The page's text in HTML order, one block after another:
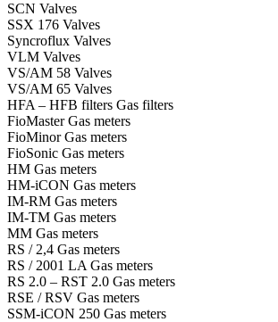
SCN Valves
SSX 176 Valves
Syncroflux Valves
VLM Valves
VS/AM 58 Valves
VS/AM 65 Valves
HFA – HFB filters Gas filters
FioMaster Gas meters
FioMinor Gas meters
FioSonic Gas meters
HM Gas meters
HM-iCON Gas meters
IM-RM Gas meters
IM-TM Gas meters
MM Gas meters
RS / 2,4 Gas meters
RS / 2001 LA Gas meters
RS 2.0 – RST 2.0 Gas meters
RSE / RSV Gas meters
SSM-iCON 250 Gas meters